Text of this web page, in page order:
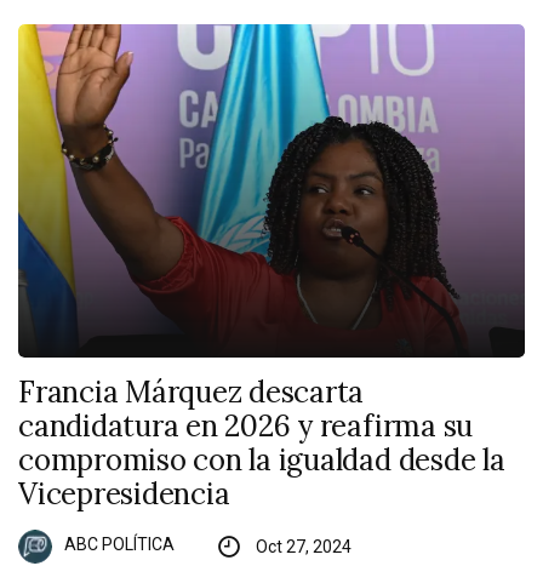
Francia Márquez descarta
candidatura en 2026 y reafirma su
compromiso con la igualdad desde la
Vicepresidencia
ABC POLÍTICA Oct 27, 2024